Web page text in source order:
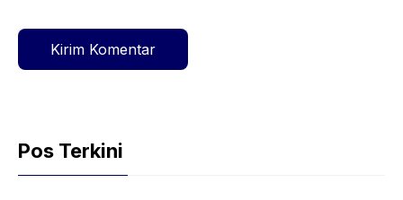
Pos Terkini